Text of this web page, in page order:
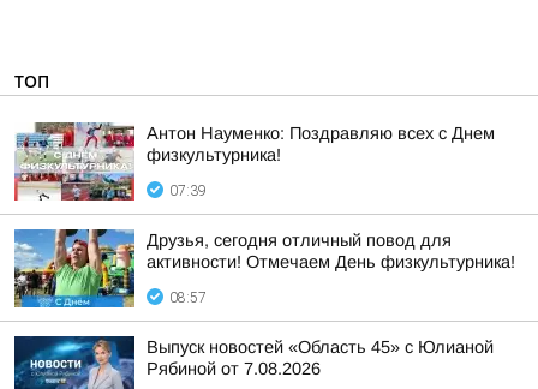
ТОП
Антон Науменко: Поздравляю всех с Днем
физкультурника!
07:39
Друзья, сегодня отличный повод для
активности! Отмечаем День физкультурника!
08:57
Выпуск новостей «Область 45» с Юлианой
Рябиной от 7.08.2026